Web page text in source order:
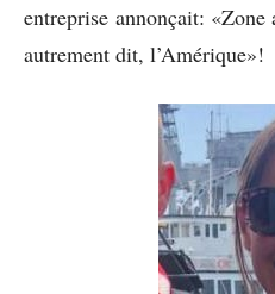
entreprise annonçait: «Zone
autrement dit, l’Amérique»!